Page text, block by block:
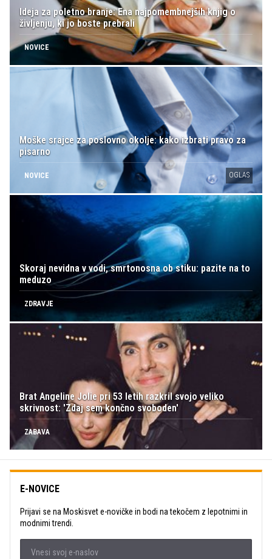
Ideja za poletno branje: Ena najpomembnejših knjig o
življenju, ki jo boste prebrali
NOVICE
Moške srajce za poslovno okolje: kako izbrati pravo za
pisarno
NOVICE OGLAS
Skoraj nevidna v vodi, smrtonosna ob stiku: pazite na to
meduzo
ZDRAVJE
Brat Angeline Jolie pri 53 letih razkril svojo veliko
skrivnost: 'Zdaj sem končno svoboden'
ZABAVA
E-NOVICE
Prijavi se na Moskisvet e-novičke in bodi na tekočem z lepotnimi in
modnimi trendi.